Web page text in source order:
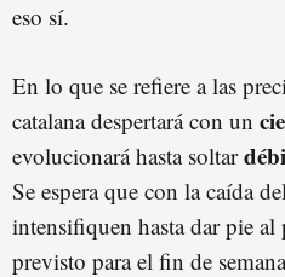
eso sí.
En lo que se refiere a las
catalana despertará con un
evolucionará hasta soltar
Se espera que con la caída
intensifiquen hasta dar pie
previsto para el fin de